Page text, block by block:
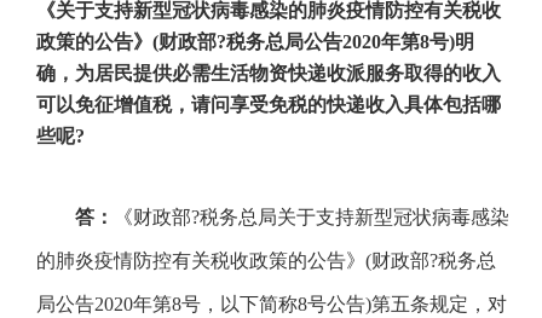
《关于支持新型冠状病毒感染的肺炎疫情防控有关税收
政策的公告》 (财政部?税务总局公告2020年第8号)明
确，为居民提供必需生活物资快递收派服务取得的收入
可以免征增值税，请问享受免税的快递收入具体包括哪
些呢?
答： 《财政部?税务总局关于支持新型冠状病毒感染
的肺炎疫情防控有关税收政策的公告》 (财政部?税务总
局公告2020年第8号，以下简称8号公告)第五条规定，对